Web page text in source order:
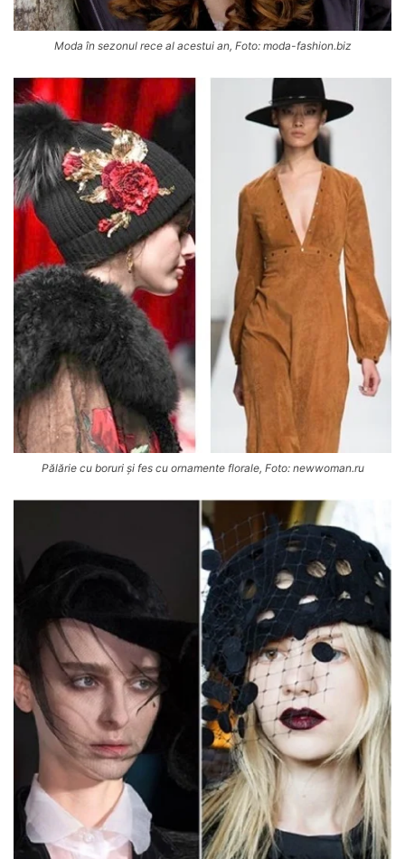
Moda în sezonul rece al acestui an, Foto: moda-fashion.biz
Pălărie cu boruri și fes cu ornamente florale, Foto: newwoman.ru